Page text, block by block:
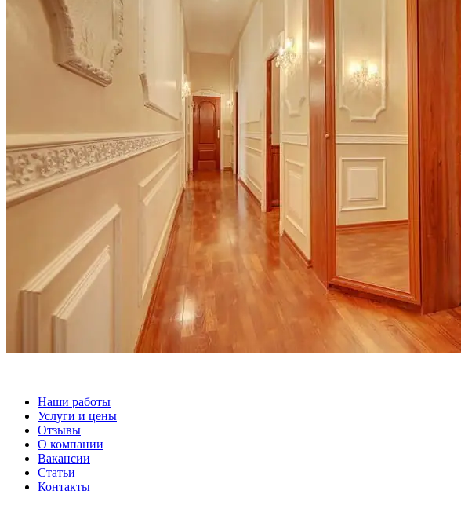
Наши работы
Услуги и цены
Отзывы
О компании
Вакансии
Статьи
Контакты